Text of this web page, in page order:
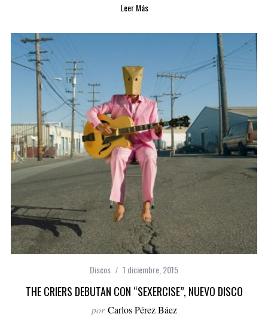
Leer Más
Discos 1 diciembre, 2015
THE CRIERS DEBUTAN CON “SEXERCISE”, NUEVO DISCO
por Carlos Pérez Báez